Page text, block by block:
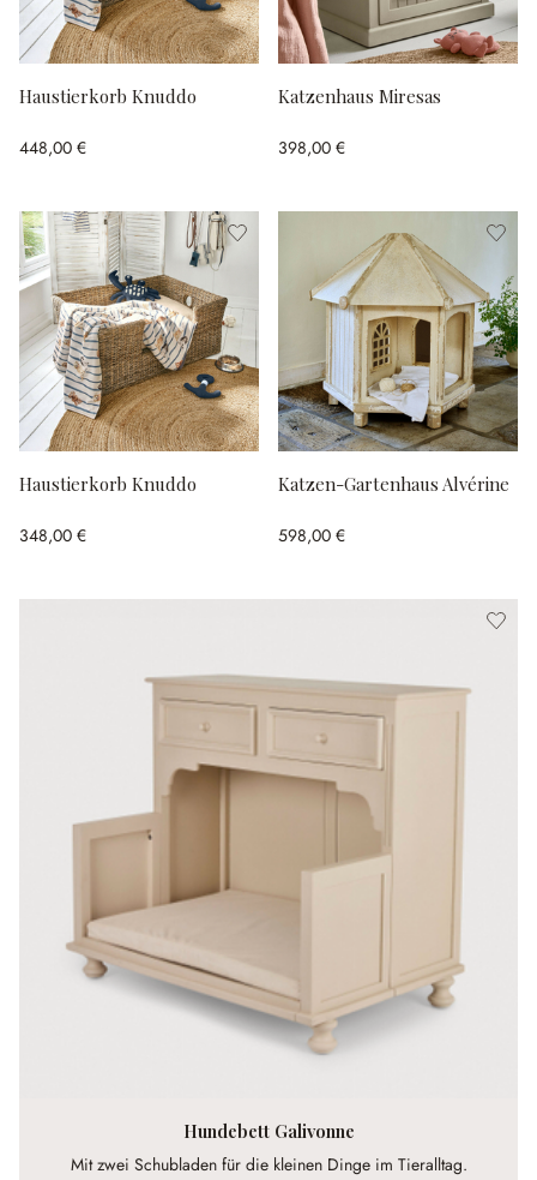
Haustierkorb Knuddo
448,00 €
Katzenhaus Miresas
398,00 €
Haustierkorb Knuddo
348,00 €
Hundebett Galivonne
Mit zwei Schubladen für die kleinen Dinge im Tieralltag.
Katzen-Gartenhaus Alvérine
598,00 €